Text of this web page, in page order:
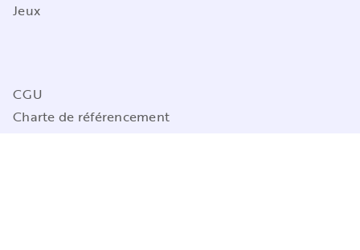
Jeux
CGU
Charte de référencement